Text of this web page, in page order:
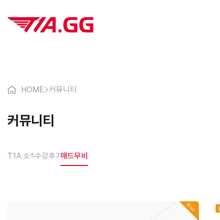
HOME>커뮤니티
커뮤니티
T1A 소식수강후기매드무비
Hot